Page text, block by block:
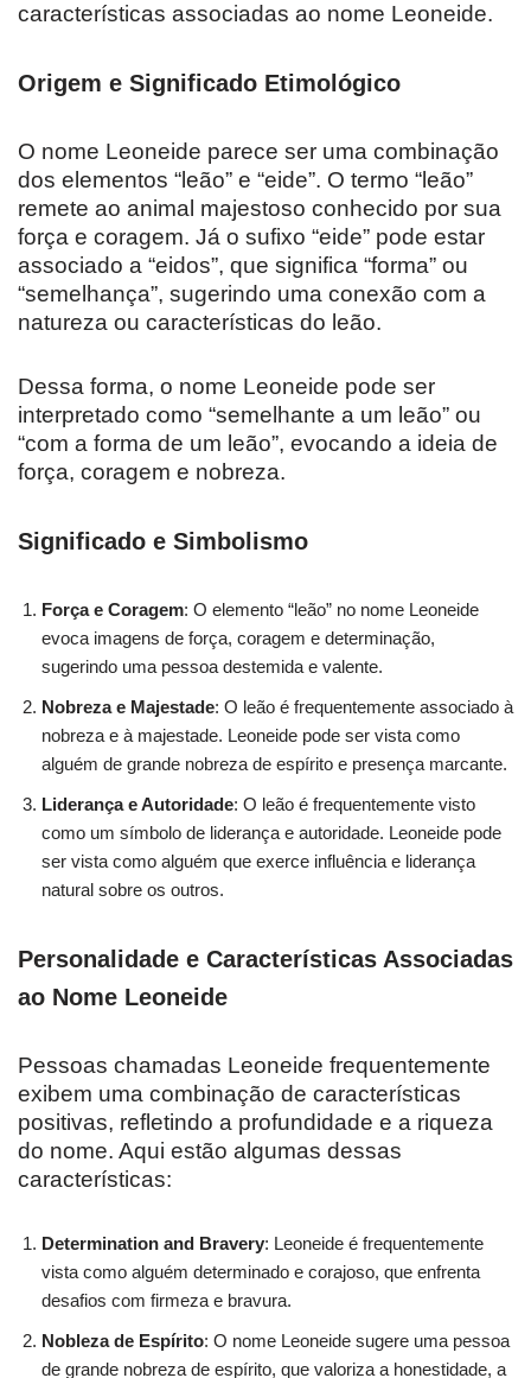
características associadas ao nome Leoneide.
Origem e Significado Etimológico
O nome Leoneide parece ser uma combinação
dos elementos “leão” e “eide”. O termo “leão”
remete ao animal majestoso conhecido por sua
força e coragem. Já o sufixo “eide” pode estar
associado a “eidos”, que significa “forma” ou
“semelhança”, sugerindo uma conexão com a
natureza ou características do leão.
Dessa forma, o nome Leoneide pode ser
interpretado como “semelhante a um leão” ou
“com a forma de um leão”, evocando a ideia de
força, coragem e nobreza.
Significado e Simbolismo
Força e Coragem: O elemento “leão” no nome Leoneide
evoca imagens de força, coragem e determinação,
sugerindo uma pessoa destemida e valente.
Nobreza e Majestade: O leão é frequentemente associado à
nobreza e à majestade. Leoneide pode ser vista como
alguém de grande nobreza de espírito e presença marcante.
Liderança e Autoridade: O leão é frequentemente visto
como um símbolo de liderança e autoridade. Leoneide pode
ser vista como alguém que exerce influência e liderança
natural sobre os outros.
Personalidade e Características Associadas
ao Nome Leoneide
Pessoas chamadas Leoneide frequentemente
exibem uma combinação de características
positivas, refletindo a profundidade e a riqueza
do nome. Aqui estão algumas dessas
características:
Determination and Bravery: Leoneide é frequentemente
vista como alguém determinado e corajoso, que enfrenta
desafios com firmeza e bravura.
Nobleza de Espírito: O nome Leoneide sugere uma pessoa
de grande nobreza de espírito, que valoriza a honestidade, a